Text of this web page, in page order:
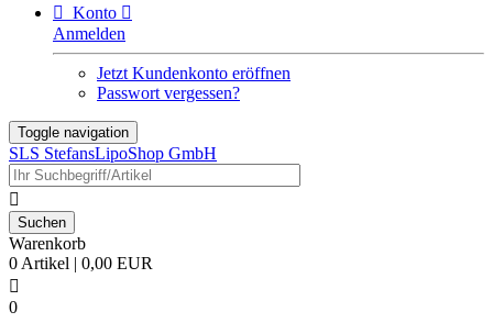
 Konto 
Anmelden
Jetzt Kundenkonto eröffnen
Passwort vergessen?
Toggle navigation
SLS StefansLipoShop GmbH

Warenkorb
0 Artikel | 0,00 EUR

0